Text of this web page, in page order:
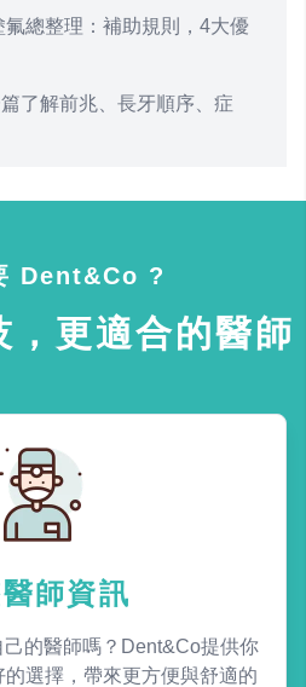
氟總整理：補助規則，4大優
了解前兆、長牙順序、症
Dent&Co ?
，更適合的醫師
師資訊
的醫師嗎？Dent&Co提供你
選擇，帶來更方便與舒適的